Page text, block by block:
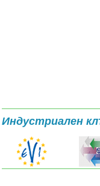
Индустриален